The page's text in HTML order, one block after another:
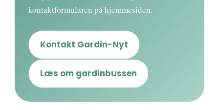
kontaktformularen på hjemmesiden.
Kontakt Gardin-Nyt
Læs om gardinbussen